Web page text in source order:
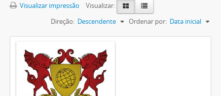
Visualizar impressão
Visualizar:
Ordenar por: Data inicial
Direção: Descendente